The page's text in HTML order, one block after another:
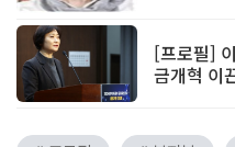
[프로필]
금개혁 이